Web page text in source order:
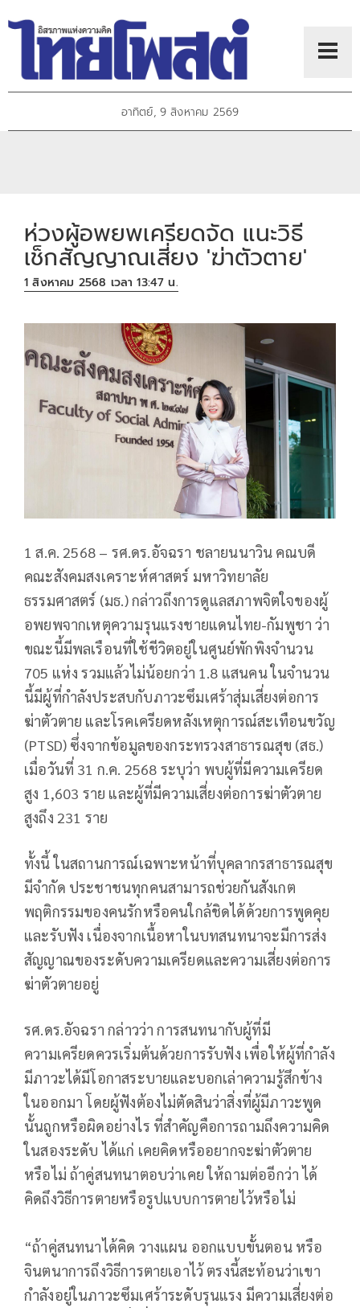
อาทิตย์, 9 สิงหาคม 2569
ห่วงผู้อพยพเครียดจัด แนะวิธี
เช็กสัญญาณเสี่ยง 'ฆ่าตัวตาย'
1 สิงหาคม 2568 เวลา 13:47 น.
1 ส.ค. 2568 – รศ.ดร.อัจฉรา ชลายนนาวิน คณบดี
คณะสังคมสงเคราะห์ศาสตร์ มหาวิทยาลัย
ธรรมศาสตร์ (มธ.) กล่าวถึงการดูแลสภาพจิตใจของผู้
อพยพจากเหตุความรุนแรงชายแดนไทย-กัมพูชา ว่า
ขณะนี้มีพลเรือนที่ใช้ชีวิตอยู่ในศูนย์พักพิงจำนวน
705 แห่ง รวมแล้วไม่น้อยกว่า 1.8 แสนคน ในจำนวน
นี้มีผู้ที่กำลังประสบกับภาวะซึมเศร้าสุ่มเสี่ยงต่อการ
ฆ่าตัวตาย และโรคเครียดหลังเหตุการณ์สะเทือนขวัญ
(PTSD) ซึ่งจากข้อมูลของกระทรวงสาธารณสุข (สธ.)
เมื่อวันที่ 31 ก.ค. 2568 ระบุว่า พบผู้ที่มีความเครียด
สูง 1,603 ราย และผู้ที่มีความเสี่ยงต่อการฆ่าตัวตาย
สูงถึง 231 ราย
ทั้งนี้ ในสถานการณ์เฉพาะหน้าที่บุคลากรสาธารณสุข
มีจำกัด ประชาชนทุกคนสามารถช่วยกันสังเกต
พฤติกรรมของคนรักหรือคนใกล้ชิดได้ด้วยการพูดคุย
และรับฟัง เนื่องจากเนื้อหาในบทสนทนาจะมีการส่ง
สัญญาณของระดับความเครียดและความเสี่ยงต่อการ
ฆ่าตัวตายอยู่
รศ.ดร.อัจฉรา กล่าวว่า การสนทนากับผู้ที่มี
ความเครียดควรเริ่มต้นด้วยการรับฟัง เพื่อให้ผู้ที่กำลัง
มีภาวะได้มีโอกาสระบายและบอกเล่าความรู้สึกข้าง
ในออกมา โดยผู้ฟังต้องไม่ตัดสินว่าสิ่งที่ผู้มีภาวะพูด
นั้นถูกหรือผิดอย่างไร ที่สำคัญคือการถามถึงความคิด
ในสองระดับ ได้แก่ เคยคิดหรืออยากจะฆ่าตัวตาย
หรือไม่ ถ้าคู่สนทนาตอบว่าเคย ให้ถามต่ออีกว่า ได้
คิดถึงวิธีการตายหรือรูปแบบการตายไว้หรือไม่
“ถ้าคู่สนทนาได้คิด วางแผน ออกแบบขั้นตอน หรือ
จินตนาการถึงวิธีการตายเอาไว้ ตรงนี้สะท้อนว่าเขา
กำลังอยู่ในภาวะซึมเศร้าระดับรุนแรง มีความเสี่ยงต่อ